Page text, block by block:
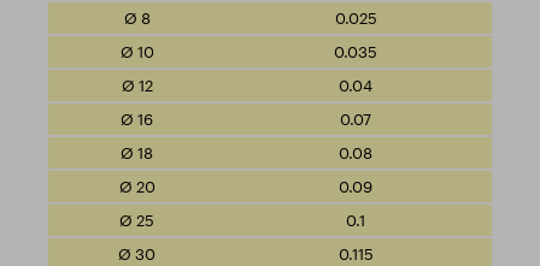
0.025
0.035
0.04
0.07
0.08
0.09
0.1
0.115